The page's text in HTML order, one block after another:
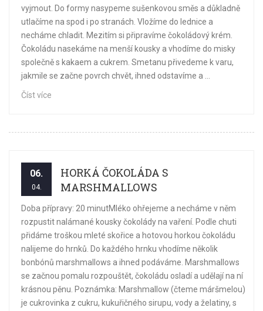
vyjmout. Do formy nasypeme sušenkovou směs a důkladně
utlačíme na spod i po stranách. Vložíme do lednice a
necháme chladit. Mezitím si připravíme čokoládový krém.
Čokoládu nasekáme na menší kousky a vhodíme do misky
společně s kakaem a cukrem. Smetanu přivedeme k varu,
jakmile se začne povrch chvět, ihned odstavíme a ...
Číst více
06.
04.
HORKÁ ČOKOLÁDA S
MARSHMALLOWS
Doba přípravy: 20 minutMléko ohřejeme a necháme v něm
rozpustit nalámané kousky čokolády na vaření. Podle chuti
přidáme troškou mleté skořice a hotovou horkou čokoládu
nalijeme do hrnků. Do každého hrnku vhodíme několik
bonbónů marshmallows a ihned podáváme. Marshmallows
se začnou pomalu rozpouštět, čokoládu osladí a udělají na ní
krásnou pěnu. Poznámka: Marshmallow (čteme máršmelou)
je cukrovinka z cukru, kukuřičného sirupu, vody a želatiny, s